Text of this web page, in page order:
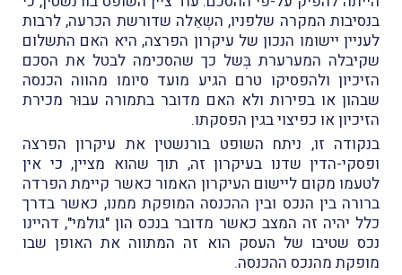
בנסיבות המקרה שלפניו, השְאֵלה שדורשת הכרעה, לרבות
לעניין יישומו הנכון של עיקרון הפרצה, היא האם התשלום
שקיבלה המערערת בְּשל כך שהסכימה לבטל את הסכם
הזיכיון ולהפסיקו טרם הגיע מועד סיומו מהווה הכנסה
שבהון או בפירות ולא האם מדובר בתמורה עבוּר מכירת
הזיכיון או כפיצוי בגין הפסקתו.
בנקודה זו, ניתח השופט בורנשטין את עיקרון הפרצה
ופסקי-הדין שדנו בעיקרון זה, תוך שהוא מציין, כי אין
לטעמו מקום ליישום העיקרון האמור כאשר קיימת הפרדה
ברורה בין הנכס ובין ההכנסה המופקת ממנו, כאשר בדרך
כלל יהיה זה המצב כאשר מדובר בנכס הון "גולמי", דהיינו
נכס שטיבו של העסק הוא זה המתווה את האופן שבו
מופקת מהנכס ההכנסה.